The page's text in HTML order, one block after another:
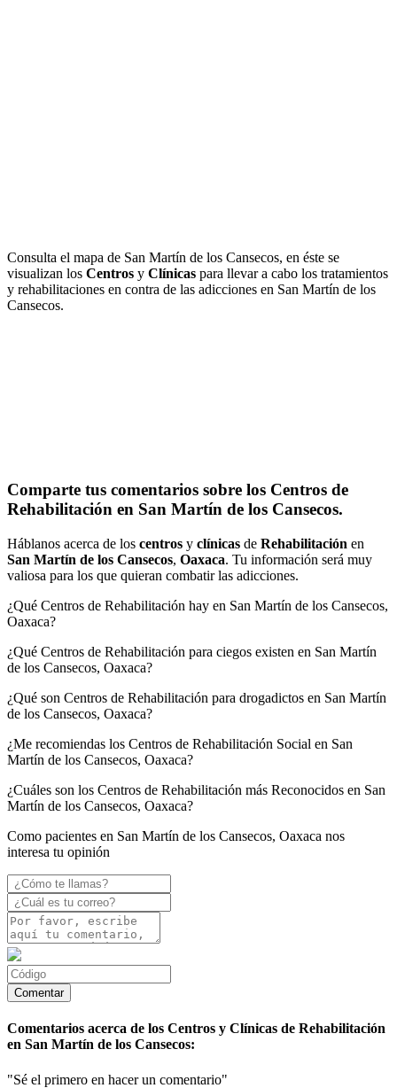
Consulta el mapa de San Martín de los Cansecos, en éste se
visualizan los Centros y Clínicas para llevar a cabo los tratamientos
y rehabilitaciones en contra de las adicciones en San Martín de los
Cansecos.
Comparte tus comentarios sobre los Centros de
Rehabilitación en San Martín de los Cansecos.
Háblanos acerca de los centros y clínicas de Rehabilitación en
San Martín de los Cansecos, Oaxaca. Tu información será muy
valiosa para los que quieran combatir las adicciones.
¿Qué Centros de Rehabilitación hay en San Martín de los Cansecos,
Oaxaca?
¿Qué Centros de Rehabilitación para ciegos existen en San Martín
de los Cansecos, Oaxaca?
¿Qué son Centros de Rehabilitación para drogadictos en San Martín
de los Cansecos, Oaxaca?
¿Me recomiendas los Centros de Rehabilitación Social en San
Martín de los Cansecos, Oaxaca?
¿Cuáles son los Centros de Rehabilitación más Reconocidos en San
Martín de los Cansecos, Oaxaca?
Como pacientes en San Martín de los Cansecos, Oaxaca nos
interesa tu opinión
Comentarios acerca de los Centros y Clínicas de Rehabilitación
en San Martín de los Cansecos:
"Sé el primero en hacer un comentario"